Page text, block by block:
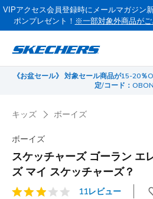
VIPアクセス会員登録時にメールマガジン
ポンプレゼント！ ※一部対象外商品がご
《お盆セール》 対象セール商品が15-20
定/コード：
キッズ ボーイズ
ボーイズ
スケッチャーズ ゴーラン エ
ズ マイ スケッチャーズ？
顧客評価5/5件 11レビュー